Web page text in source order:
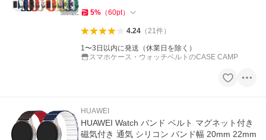
5% （60pt）
4.24（21件）
1〜3日以内に発送（休業日を除く）
スマホケース・ウォッチベルトのCASE CAMP
HUAWEI
HUAWEI Watch バンド ベルト マグネット付き
磁気付き 通気 シリコン バンド幅 20mm 22mm